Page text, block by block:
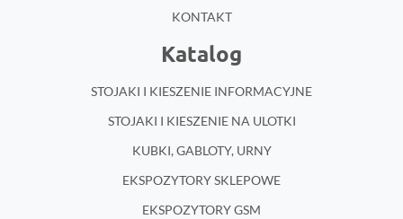
KONTAKT
Katalog
STOJAKI I KIESZENIE INFORMACYJNE
STOJAKI I KIESZENIE NA ULOTKI
KUBKI, GABLOTY, URNY
EKSPOZYTORY SKLEPOWE
EKSPOZYTORY GSM